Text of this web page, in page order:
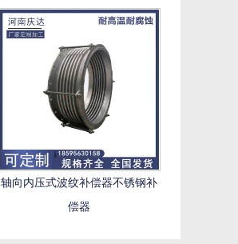
轴向内压式波纹补偿器不锈钢补
偿器